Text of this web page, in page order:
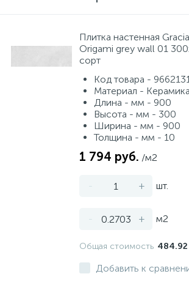
Плитка настенная
Origami grey wall 01
сорт
Код товара -
Материал - Керамика
Длина - мм - 900
Высота - мм - 300
Ширина - мм - 900
Толщина - мм - 10
1 794 руб. /м2
- + шт.
- + м2
Общая стоимость 484.92
Добавить к